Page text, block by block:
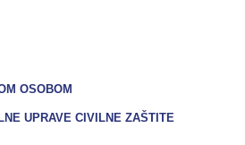
OSOBOM
UPRAVE CIVILNE ZAŠTITE